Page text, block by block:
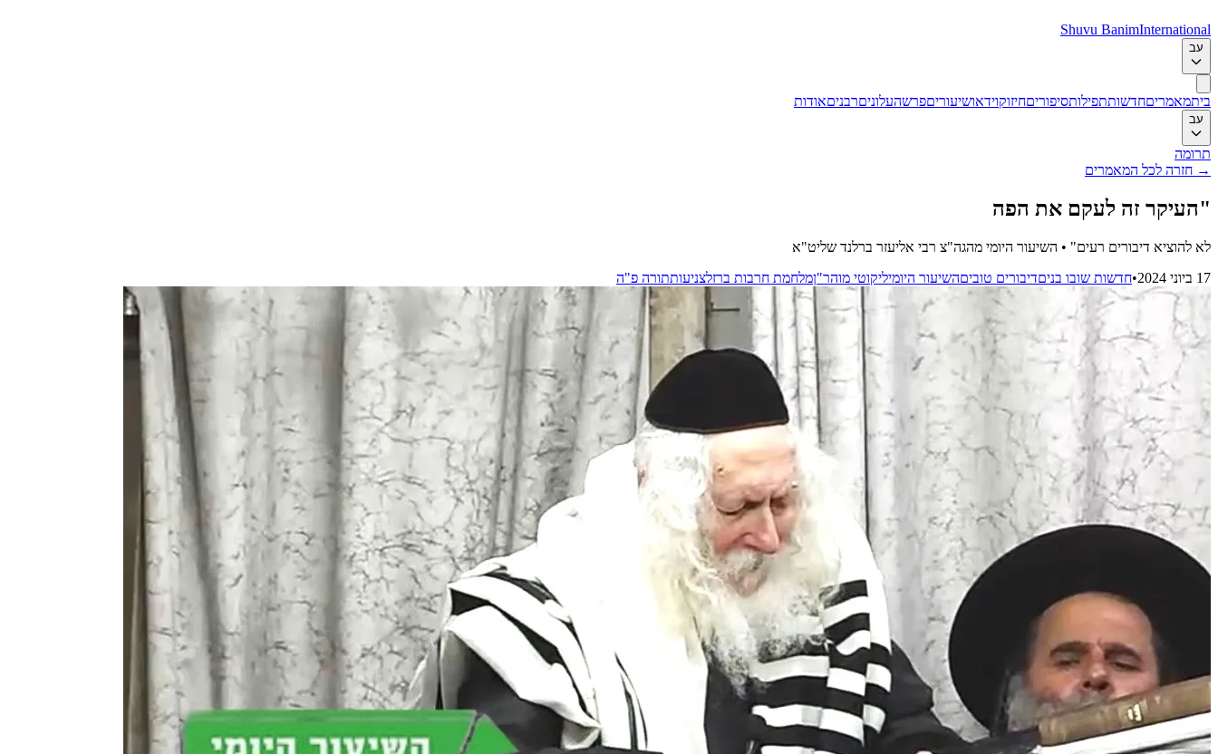
Shuvu BanimInternational
עב
ביתמאמריםחדשותתפילותסיפוריםחיזוקוידאושיעוריםפרשהעלוניםרבניםאודות
עב
תרומה
→ חזרה לכל המאמרים
"העיקר זה לעקם את הפה
לא להוציא דיבורים רעים" • השיעור היומי מהגה"צ רבי אליעזר ברלנד שליט"א
17 ביוני 2024
•חדשות שובו בניםדיבורים טוביםהשיעור היומיליקוטי מוהר"ןמלחמת חרבות ברזלצניעותתורה פ"ה